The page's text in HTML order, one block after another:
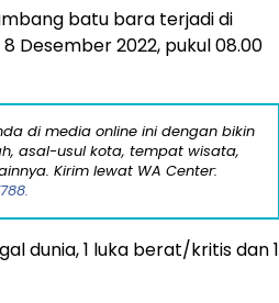
batu bara terjadi di
Desember 2022, pukul 08.00
di media online ini dengan bikin
asal-usul kota, tempat wisata,
Kirim lewat WA Center:
dunia, 1 luka berat/kritis dan 1